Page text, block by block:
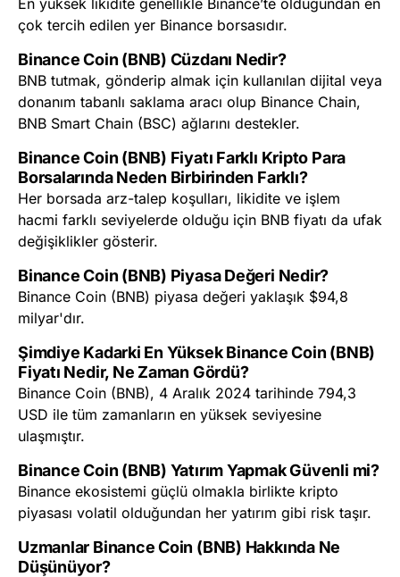
çok tercih edilen yer Binance borsasıdır.
Binance Coin (BNB) Cüzdanı Nedir?
BNB tutmak, gönderip almak için kullanılan dijital veya
donanım tabanlı saklama aracı olup Binance Chain,
BNB Smart Chain (BSC) ağlarını destekler.
Binance Coin (BNB) Fiyatı Farklı Kripto Para
Borsalarında Neden Birbirinden Farklı?
Her borsada arz-talep koşulları, likidite ve işlem
hacmi farklı seviyelerde olduğu için BNB fiyatı da ufak
değişiklikler gösterir.
Binance Coin (BNB) Piyasa Değeri Nedir?
Binance Coin (BNB) piyasa değeri yaklaşık $94,8
milyar'dır.
Şimdiye Kadarki En Yüksek Binance Coin (BNB)
Fiyatı Nedir, Ne Zaman Gördü?
Binance Coin (BNB), 4 Aralık 2024 tarihinde 794,3
USD ile tüm zamanların en yüksek seviyesine
ulaşmıştır.
Binance Coin (BNB) Yatırım Yapmak Güvenli mi?
Binance ekosistemi güçlü olmakla birlikte kripto
piyasası volatil olduğundan her yatırım gibi risk taşır.
Uzmanlar Binance Coin (BNB) Hakkında Ne
Düşünüyor?